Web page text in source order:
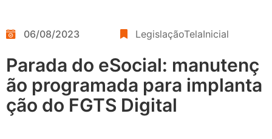
06/08/2023 LegislaçãoTelaInicial
Parada do eSocial: manutenç
ão programada para implanta
ção do FGTS Digital